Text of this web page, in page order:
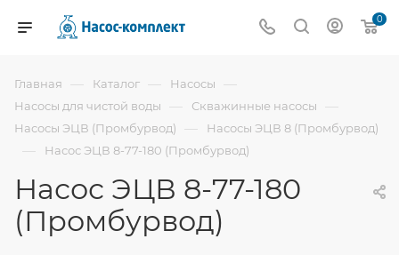
0
Главная — Каталог — Насосы —
Насосы для чистой воды — Скважинные насосы —
Насосы ЭЦВ (Промбурвод) — Насосы ЭЦВ 8 (Промбурвод)
— Насос ЭЦВ 8-77-180 (Промбурвод)
Насос ЭЦВ 8-77-180
(Промбурвод)